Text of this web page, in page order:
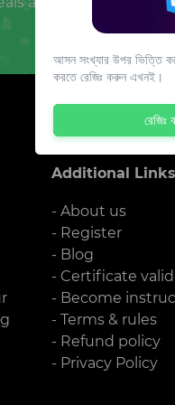
Additional Links
- About us
- Register
- Blog
- Certificate
- Become
- Terms & rules
- Refund policy
- Privacy Policy
আসন সংখ্যার উপর ভিত্তি
করতে রেজিঃ করুন এখনই।
রেজিঃ